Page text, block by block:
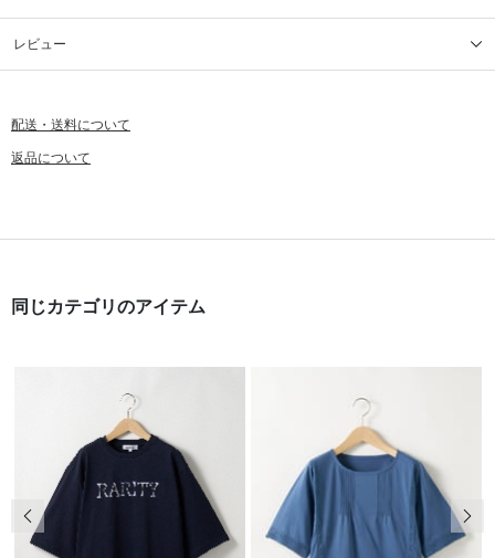
レビュー
配送・送料について
返品について
同じカテゴリのアイテム
前の画像